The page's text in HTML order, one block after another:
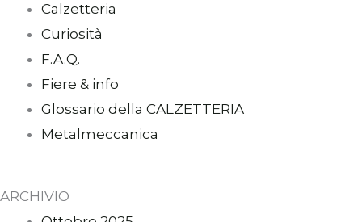
Calzetteria
Curiosità
F.A.Q.
Fiere & info
Glossario della CALZETTERIA
Metalmeccanica
ARCHIVIO